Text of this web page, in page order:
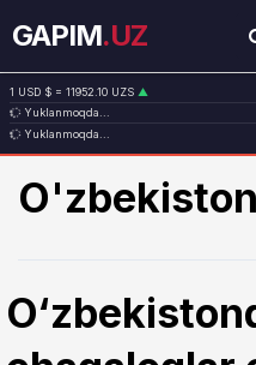
GAPIM.UZ
1 USD $ = 11952.10 UZS ▲
1 EUR € = 13779.58 UZS
1 RUB ₽ = 145.21 UZS
1 CNY ¥ = 1771.31 UZS▲
Yuklanmoqda...
Yuklanmoqda...
O'zbekiston